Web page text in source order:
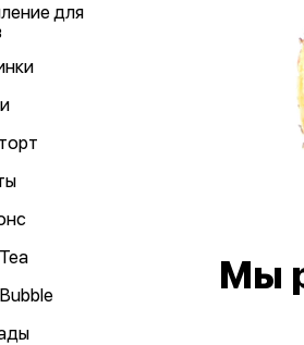
для
Мы